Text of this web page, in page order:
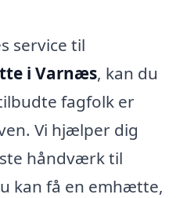
service til
i Varnæs, kan du
fagfolk er
Vi hjælper dig
håndværk til
kan få en emhætte,